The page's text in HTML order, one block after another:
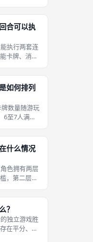
下成都桌游
合可以执
执行两套连
卡牌、消耗
个人回合直
如何排列
数量随游玩
6至7人满配
空间，平衡
什么情况
色拥有两层
，第二层为
在普通赫拉
？
独立游戏胜
在平分、共